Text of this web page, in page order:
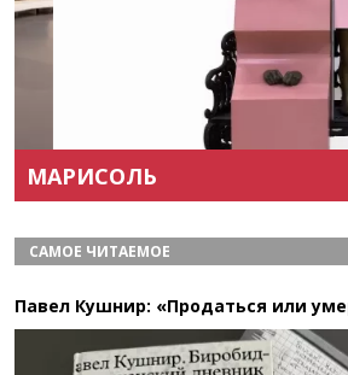
МАРИСОЛЬ
САМОЕ ЧИТАЕМОЕ
Павел Кушнир: «Продаться или